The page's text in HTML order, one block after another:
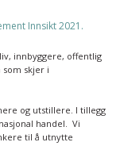
Innsikt 2021.
innbyggere, offentlig
skjer i
og utstillere. I tillegg
handel. Vi
til å utnytte